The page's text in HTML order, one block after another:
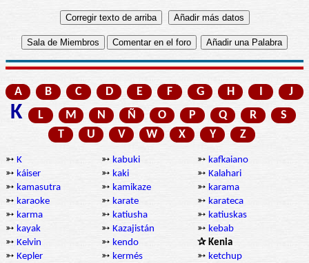
A B C D E F G H I J
K L M N Ñ O P Q R
S
T
U V W X Y Z
➳ K ➳ kabuki ➳ kafkaiano
➳ káiser ➳ kaki ➳ Kalahari
➳ kamasutra ➳ kamikaze ➳ karama
➳ karaoke ➳ karate ➳ karateca
➳ karma ➳ katiusha ➳ katiuskas
➳ kayak ➳ Kazajistán ➳ kebab
➳ Kelvin ➳ kendo
✰ Kenia
➳ Kepler ➳ kermés ➳ ketchup